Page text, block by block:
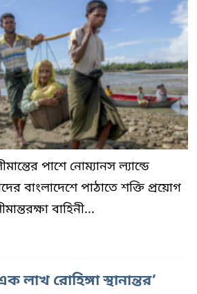
পাশে নোম্যানস ল্যান্ডে
বাংলাদেশে পাঠাতে শক্তি প্রয়োগ
বাহিনী...
লাখ রোহিঙ্গা স্থানান্তর’